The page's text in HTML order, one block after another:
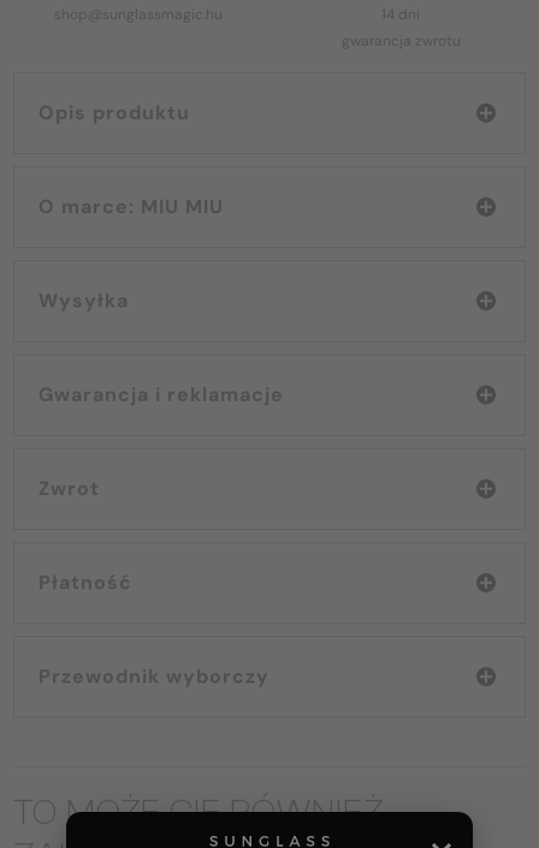
shop@sunglassmagic.hu
14 dni
gwarancja zwrotu
Opis produktu
O marce: MIU MIU
Wysyłka
Gwarancja i reklamacje
Zwrot
Płatność
Przewodnik wyborczy
TO MOŻE CIĘ RÓWNIEŻ